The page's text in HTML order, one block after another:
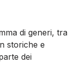
di generi, tra
storiche e
dei